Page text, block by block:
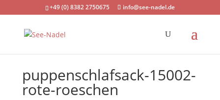
+49 (0) 8382 2750675 info@see-nadel.de
puppenschlafsack-15002-
rote-roeschen